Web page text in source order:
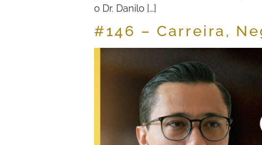
o Dr. Danilo […]
#146 – Carreira,